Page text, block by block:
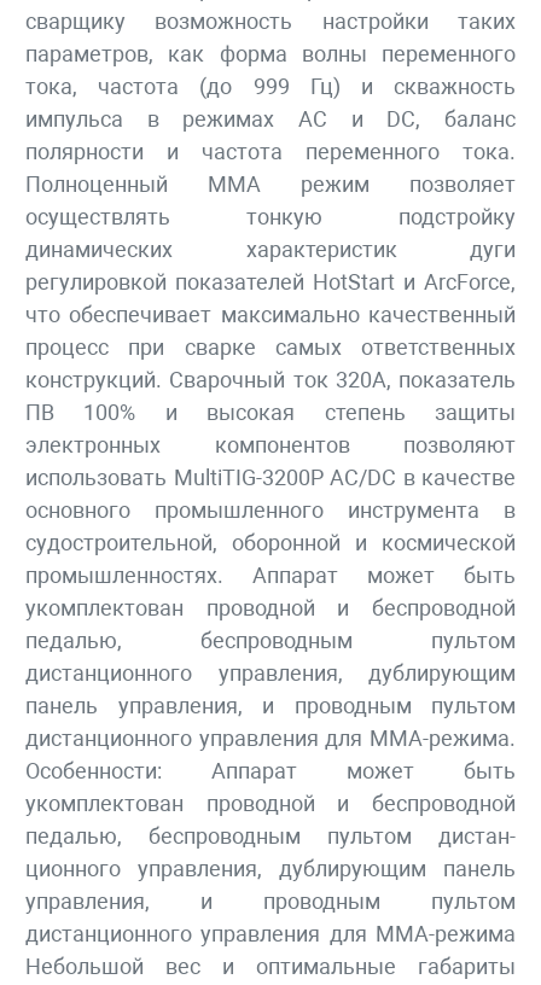
сварщику возможность настройки таких
параметров, как форма волны переменного
тока, частота (до 999 Гц) и скваж­ность
импульса в режимах АС и DC, баланс
полярности и частота переменного тока.
Полноценный ММА режим позволяет
осуществлять тонкую подстройку
динамических характеристик дуги
регулировкой показа­телей HotStart и ArcForce,
что обеспечивает максимально качественный
процесс при сварке самых ответст­венных
конструкций. Сварочный ток 320А, показатель
ПВ 100% и высокая степень защиты
электронных компонентов позволяют
использовать MultiTIG-3200P AC/DC в качестве
основного промышленного инстру­мента в
судостроительной, оборонной и космической
промышленностях. Аппарат может быть
укомплектован проводной и беспроводной
педалью, беспроводным пультом
дистанционного управления, дублирующим
панель управления, и проводным пультом
дистанционного управления для ММА-режима.
Особенности: Аппарат может быть
укомплектован проводной и беспроводной
педалью, беспроводным пультом дистан­
ционного управления, дублирующим панель
управления, и проводным пультом
дистанционного управления для ММА-режима
Неболь­шой вес и оптимальные габариты